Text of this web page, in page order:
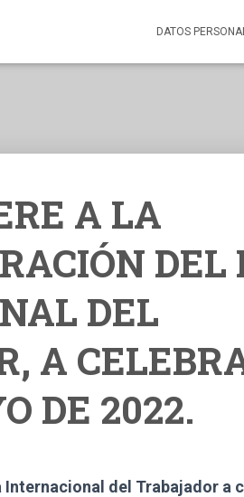
DATOS
A LA
DEL
DEL
A
DE 2022.
del Trabajador a